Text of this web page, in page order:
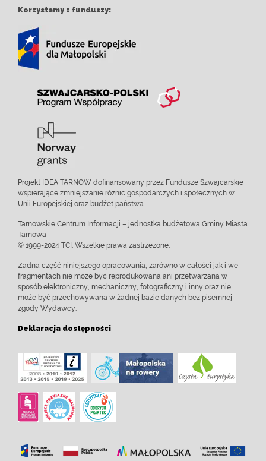
Korzystamy z funduszy:
Projekt IDEA TARNÓW dofinansowany przez Fundusze Szwajcarskie
wspierające zmniejszanie różnic gospodarczych i społecznych w
Unii Europejskiej oraz budżet państwa
Tarnowskie Centrum Informacji – jednostka budżetowa Gminy Miasta
Tarnowa
© 1999-2024 TCI. Wszelkie prawa zastrzeżone.
Żadna część niniejszego opracowania, zarówno w całości jak i we
fragmentach nie może być reprodukowana ani przetwarzana w
sposób elektroniczny, mechaniczny, fotograficzny i inny oraz nie
może być przechowywana w żadnej bazie danych bez pisemnej
zgody Wydawcy.
Deklaracja dostępności